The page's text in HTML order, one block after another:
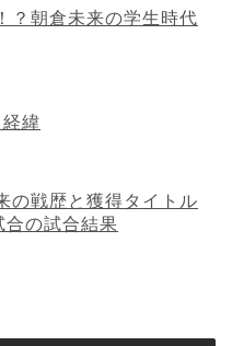
？朝倉未来の学生時代
緯
の戦歴と獲得タイトル
合の試合結果